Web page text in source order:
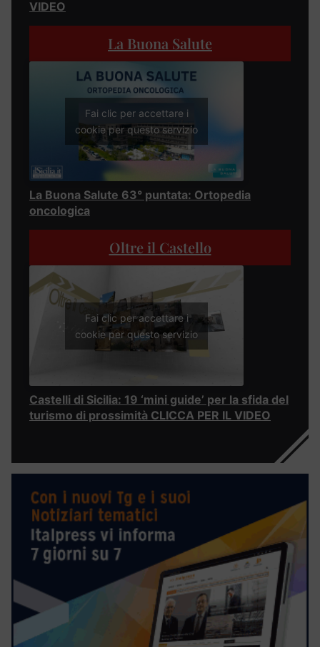
VIDEO
La Buona Salute
Fai clic per accettare i
cookie per questo servizio
La Buona Salute 63° puntata: Ortopedia
oncologica
Oltre il Castello
Fai clic per accettare i
cookie per questo servizio
Castelli di Sicilia: 19 ‘mini guide’ per la sfida del
turismo di prossimità CLICCA PER IL VIDEO